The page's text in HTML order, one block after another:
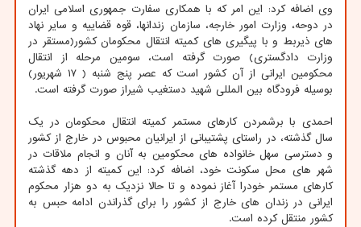
وی اضافه کرد: این امر که با همکاری سفارت جمهوری اسلامی ایران
در دوحه، وزارت امور خارجه، سازمان زندانها، قوه قضاییه و سایر نهاد
های ذیربط و با پیگیری های کمیته انتقال محکومان کشور(مستقر در
وزارت دادگستری) صورت گرفته است، سومین مرحله از انتقال
محکومین ایرانی از آن کشور است که عصر پنج شنبه ( ۱۷ شهریور)
بوسیله فرودگاه بین المللی شهید دستغیب شیراز صورت گرفته است.
احمدی با برشمردن کارهای مستمر کمیته انتقال محکومان در یک
سال گذشته، در راستای پشتیبانی از ایرانیان محبوس در خارج از کشور
و دسترسی سهل خانواده های محکومین به آنان و انجام ملاقات در
شهر های محل سکونت خود، اضافه کرد: این کمیته از دهه گذشته
کارهای مستمر خودرا آغاز نموده و تا حالا نزدیک به دو هزار محکوم
ایرانی در زندان های خارج از کشور را برای گذراندن ادامه حبس به
کشور منتقل کرده است.